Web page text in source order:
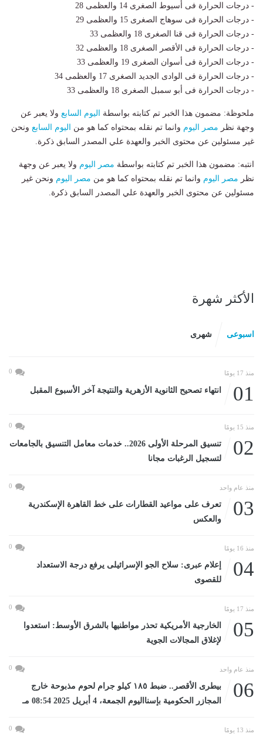
- درجات الحرارة فى أسيوط الصغرى 14 والعظمى 28
- درجات الحرارة فى سوهاج الصغرى 15 والعظمى 29
- درجات الحرارة فى قنا الصغرى 18 والعظمى 33
- درجات الحرارة فى الأقصر الصغرى 18 والعظمى 32
- درجات الحرارة فى أسوان الصغرى 19 والعظمى 33
- درجات الحرارة فى الوادى الجديد الصغرى 17 والعظمى 34
- درجات الحرارة فى أبو سمبل الصغرى 18 والعظمى 33
ملحوظة: مضمون هذا الخبر تم كتابته بواسطة اليوم السابع ولا يعبر عن
وجهة نظر مصر اليوم وانما تم نقله بمحتواه كما هو من اليوم السابع ونحن
غير مسئولين عن محتوى الخبر والعهدة علي المصدر السابق ذكرة.
انتبه: مضمون هذا الخبر تم كتابته بواسطة مصر اليوم ولا يعبر عن وجهة
نظر مصر اليوم وانما تم نقله بمحتواه كما هو من مصر اليوم ونحن غير
مسئولين عن محتوى الخبر والعهدة علي المصدر السابق ذكرة.
الأكثر شهرة
اسبوعى شهرى
منذ 17 يومًا 0
01 انتهاء تصحيح الثانوية الأزهرية والنتيجة آخر الأسبوع المقبل
منذ 15 يومًا 0
02
تنسيق المرحلة الأولى 2026.. خدمات معامل التنسيق بالجامعات
لتسجيل الرغبات مجانا
منذ عام واحد 0
03
تعرف على مواعيد القطارات على خط القاهرة الإسكندرية
والعكس
منذ 16 يومًا 0
04
إعلام عبرى: سلاح الجو الإسرائيلى يرفع درجة الاستعداد
للقصوى
منذ 17 يومًا 0
05
الخارجية الأمريكية تحذر مواطنيها بالشرق الأوسط: استعدوا
لإغلاق المجالات الجوية
منذ عام واحد 0
06
بيطرى الأقصر.. ضبط ١٨٥ كيلو جرام لحوم مذبوحة خارج
المجازر الحكومية بإسنااليوم الجمعة، 4 أبريل 2025 08:54 مـ
منذ 13 يومًا 0